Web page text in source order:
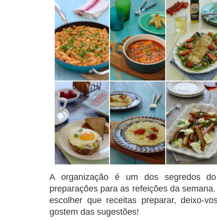
A organização é um dos segredos
preparações para as refeições da
escolher que receitas preparar, deixo-
gostem das sugestões!